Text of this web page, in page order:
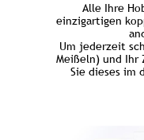
Alle Ihre
einzigartigen
Um jederzeit
Meißeln) und Ihr
Sie dieses im